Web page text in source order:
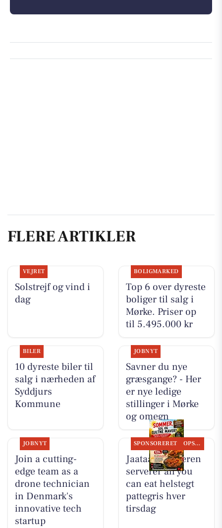
FLERE ARTIKLER
VEJRET
Solstrejf og vind i
dag
BOLIGMARKED
Top 6 over dyreste
boliger til salg i
Mørke. Priser op
til 5.495.000 kr
BILER
10 dyreste biler til
salg i nærheden af
Syddjurs
Kommune
JOBNYT
Savner du nye
græsgange? - Her
er nye ledige
stillinger i Mørke
og omegn
JOBNYT
Join a cutting-
edge team as a
drone technician
in Denmark's
innovative tech
startup
SPONSORERET OPSLAGSTAVLEN
Jaataak Slagteren
serverer all you
can eat helstegt
pattegris hver
tirsdag